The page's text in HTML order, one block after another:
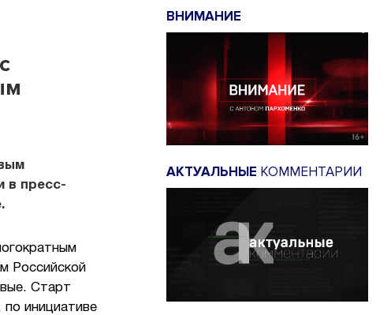
в пресс-
Российской
Старт
инициативе
ВНИМАНИЕ
АКТУАЛЬНЫЕ КОММЕНТАРИИ